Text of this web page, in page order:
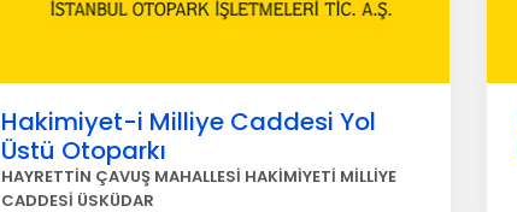
Hakimiyet-i Milliye Caddesi Yol
Üstü Otoparkı
HAYRETTİN ÇAVUŞ MAHALLESİ HAKİMİYETİ MİLLİYE
CADDESİ ÜSKÜDAR